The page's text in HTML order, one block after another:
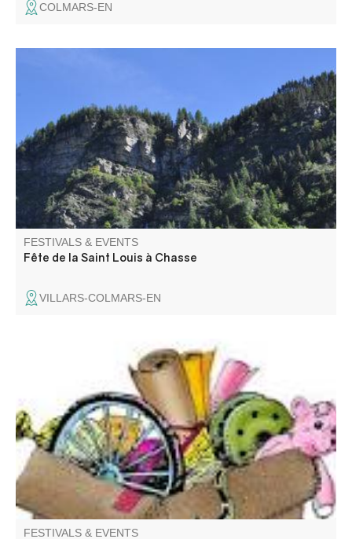
COLMARS-EN
Fête au cœur du petit hameau de Chasse au milieu des
FESTIVALS & EVENTS
Fête de la Saint Louis à Chasse
VILLARS-COLMARS-EN
Venez chiner dans les rues et places du village. Jouets,
objets de décoration, livres, vêtements.
FESTIVALS & EVENTS